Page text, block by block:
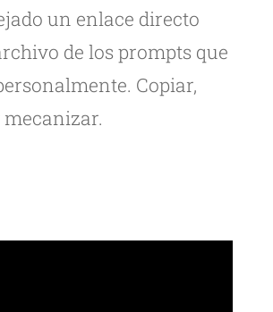
un enlace directo
de los prompts que
Copiar,